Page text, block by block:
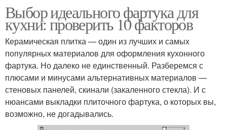
Выбор идеального фартука для
кухни: проверить 10 факторов
Керамическая плитка — один из лучших и самых
популярных материалов для оформления кухонного
фартука. Но далеко не единственный. Разберемся с
плюсами и минусами альтернативных материалов —
стеновых панелей, скинали (закаленного стекла). И с
нюансами выкладки плиточного фартука, о которых вы,
возможно, не догадывались.